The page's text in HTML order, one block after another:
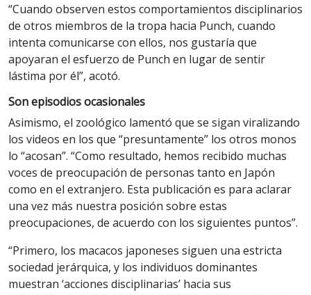
“Cuando observen estos comportamientos disciplinarios
de otros miembros de la tropa hacia Punch, cuando
intenta comunicarse con ellos, nos gustaría que
apoyaran el esfuerzo de Punch en lugar de sentir
lástima por él”, acotó.
Son episodios ocasionales
Asimismo, el zoológico lamentó que se sigan viralizando
los videos en los que “presuntamente” los otros monos
lo “acosan”. “Como resultado, hemos recibido muchas
voces de preocupación de personas tanto en Japón
como en el extranjero. Esta publicación es para aclarar
una vez más nuestra posición sobre estas
preocupaciones, de acuerdo con los siguientes puntos”.
“Primero, los macacos japoneses siguen una estricta
sociedad jerárquica, y los individuos dominantes
muestran ‘acciones disciplinarias’ hacia sus